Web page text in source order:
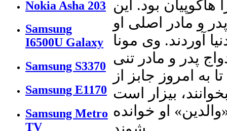
Nokia Asha 203
Samsung
I6500U Galaxy
Samsung S3370
Samsung E1170
Samsung Metro
TV
هاکوپیان بود. این
و مادر اصلی او
آوردند. وی مونا
پدر و مادر تنی
به امروز جابز از
بیزار است
او خوانده